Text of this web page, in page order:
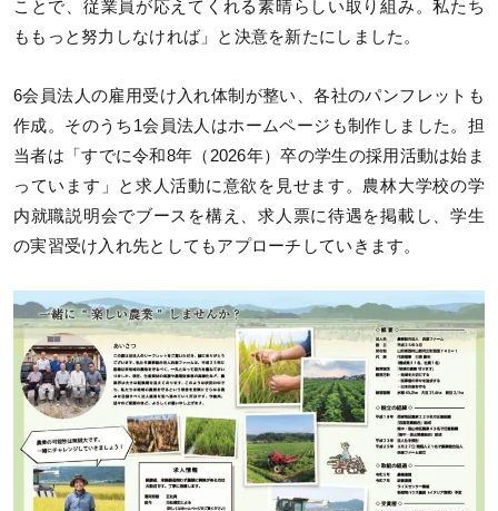
ことで、従業員が応えてくれる素晴らしい取り組み。私たち
ももっと努力しなければ」と決意を新たにしました。
6会員法人の雇用受け入れ体制が整い、各社のパンフレットも
作成。そのうち1会員法人はホームページも制作しました。担
当者は「すでに令和8年（2026年）卒の学生の採用活動は始ま
っています」と求人活動に意欲を見せます。農林大学校の学
内就職説明会でブースを構え、求人票に待遇を掲載し、学生
の実習受け入れ先としてもアプローチしていきます。